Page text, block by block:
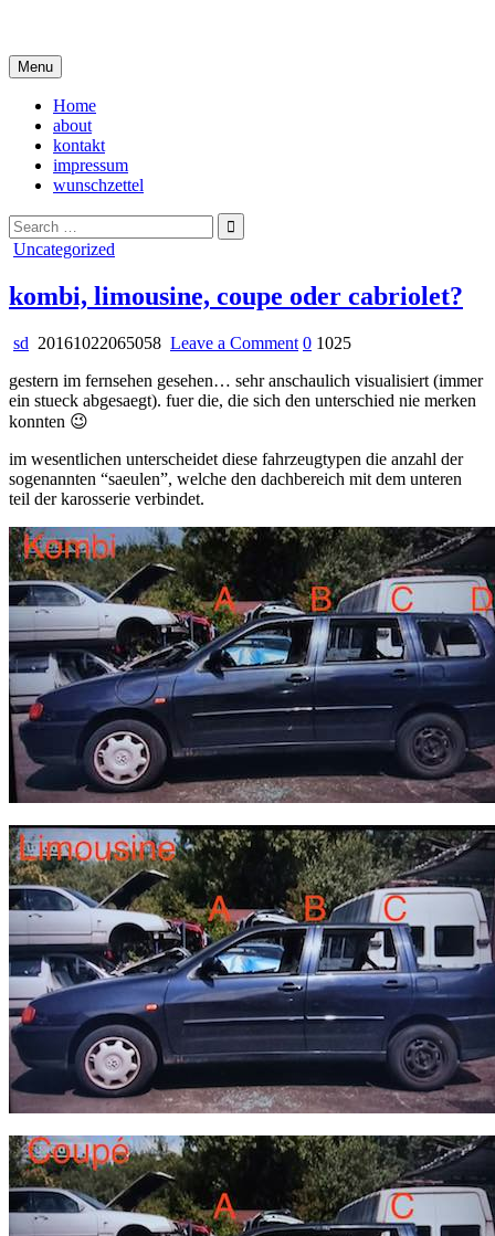
content
Menu
Home
about
kontakt
impressum
wunschzettel
Search
for:
Posted
Uncategorized
kombi, limousine, coupe oder cabriolet?
sd 20161022065058 Leave a Commenton
limousine,
coupe
0 1025
gestern im fernsehen gesehen… sehr anschaulich visualisiert (immer
ein stueck abgesaegt). fuer die, die sich den unterschied nie merken
konnten 😉
im wesentlichen unterscheidet diese fahrzeugtypen die anzahl der
sogenannten “saeulen”, welche den dachbereich mit dem unteren
teil der karosserie verbindet.